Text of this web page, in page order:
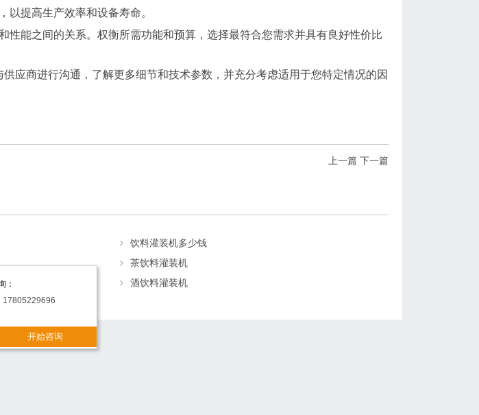
以提高生产效率和设备寿命。
性能之间的关系。权衡所需功能和预算，选择最符合您需求并具有良好性价比
应商进行沟通，了解更多细节和技术参数，并充分考虑适用于您特定情况的因
上一篇 下一篇
饮料灌装机多少钱
茶饮料灌装机
酒饮料灌装机
：
17805229696
开始咨询